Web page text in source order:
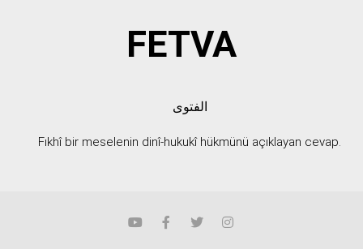
FETVA
الفتوى
Fıkhî bir meselenin dinî-hukukî hükmünü açıklayan cevap.